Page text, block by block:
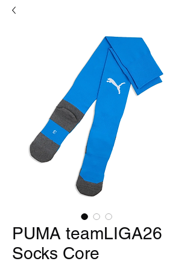
PUMA teamLIGA26
Socks Core